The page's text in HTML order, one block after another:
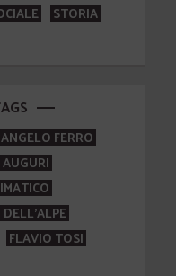
STORIA
ANGELO FERRO
AUGURI
DELL'ALPE
FLAVIO TOSI